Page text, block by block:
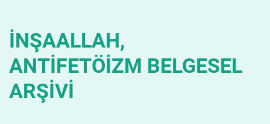
İNŞAALLAH,
ANTİFETÖİZM BELGESEL
ARŞİVİ